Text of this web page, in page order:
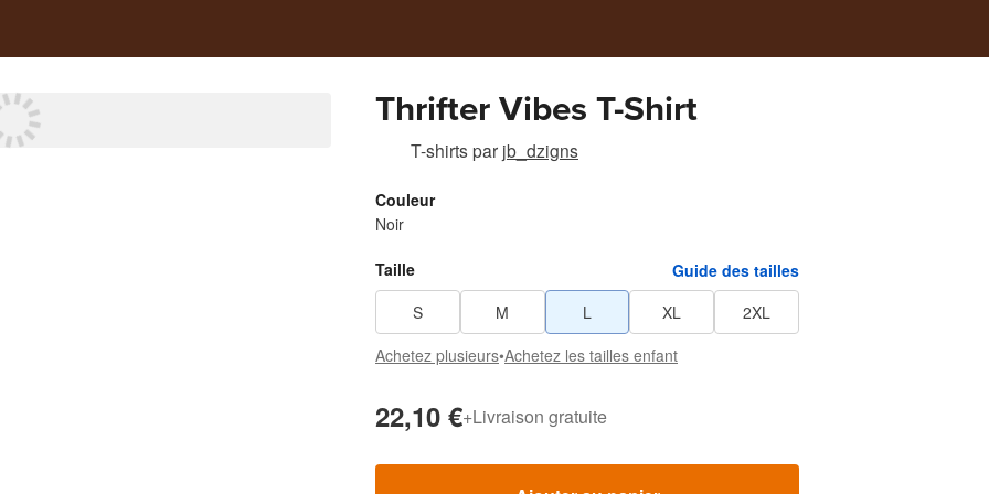
Thrifter Vibes T-Shirt
T-shirtspar jb_dzigns
Couleur
Noir
Taille
Guide des tailles
S
M L XL
2XL
Achetez plusieurs•Achetez les tailles enfant
22,10 €+Livraison gratuite